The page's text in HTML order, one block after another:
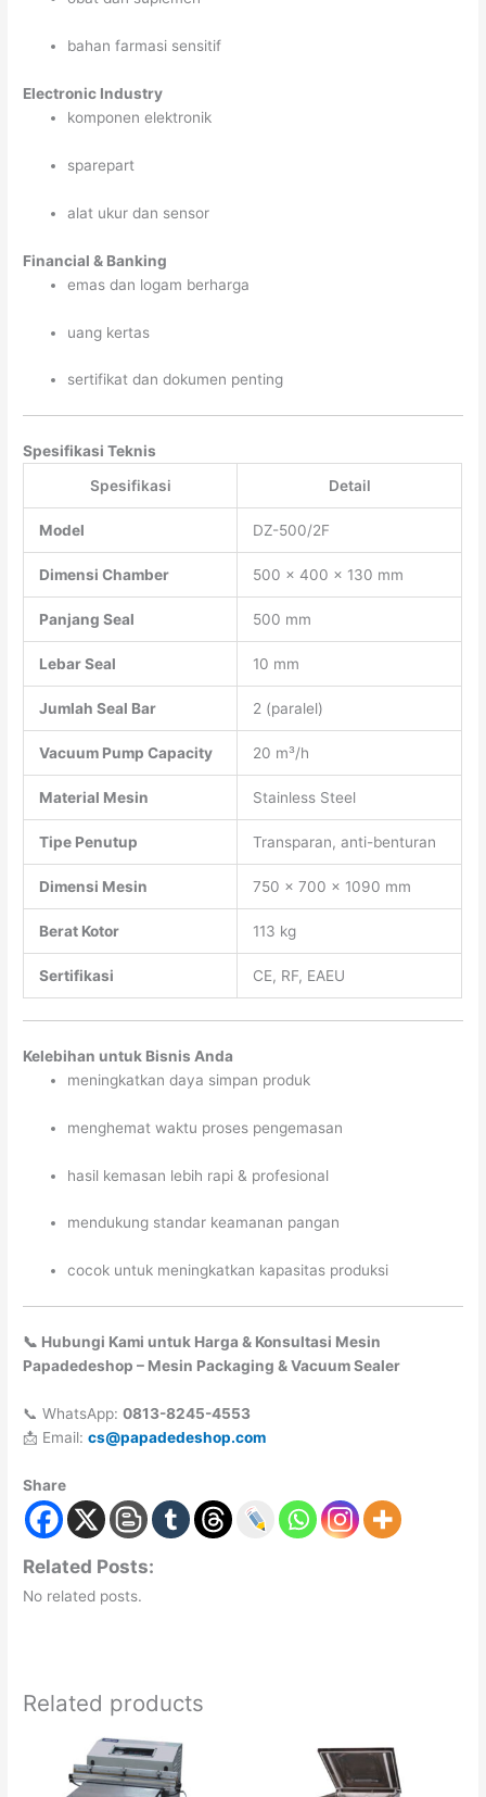
bahan farmasi sensitif
Electronic Industry
komponen elektronik
sparepart
alat ukur dan sensor
Financial & Banking
emas dan logam berharga
uang kertas
sertifikat dan dokumen penting
Spesifikasi Teknis
Spesifikasi
Detail
Model DZ-500/2F
Dimensi Chamber 500 × 400 × 130 mm
Panjang Seal 500 mm
Lebar Seal 10 mm
Jumlah Seal Bar 2 (paralel)
Vacuum Pump Capacity 20 m³/h
Material Mesin Stainless Steel
Tipe Penutup Transparan, anti-benturan
Dimensi Mesin 750 × 700 × 1090 mm
Berat Kotor 113 kg
Sertifikasi CE, RF, EAEU
Kelebihan untuk Bisnis Anda
meningkatkan daya simpan produk
menghemat waktu proses pengemasan
hasil kemasan lebih rapi & profesional
mendukung standar keamanan pangan
cocok untuk meningkatkan kapasitas produksi
📞 Hubungi Kami untuk Harga & Konsultasi Mesin
Papadedeshop – Mesin Packaging & Vacuum Sealer
📞 WhatsApp:0813-8245-4553
📩 Email:cs@papadedeshop.com
Share
Related Posts:
No related posts.
Related products